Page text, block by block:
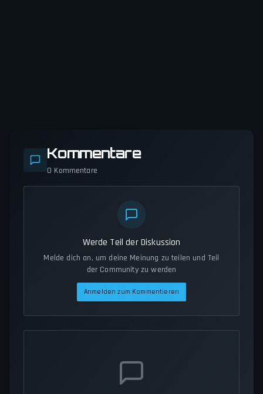
Kommentare
0 Kommentare
Werde Teil der Diskussion
Melde dich an, um deine Meinung zu teilen und Teil
der Community zu werden
Anmelden zum Kommentieren